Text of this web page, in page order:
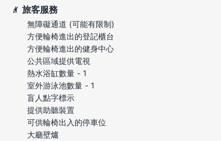
旅客服務
無障礙通道 (可能有限制)
方便輪椅進出的登記櫃台
方便輪椅進出的健身中心
公共區域提供電視
熱水浴缸數量 - 1
室外游泳池數量 - 1
盲人點字標示
提供助聽裝置
可供輪椅出入的停車位
大廳壁爐